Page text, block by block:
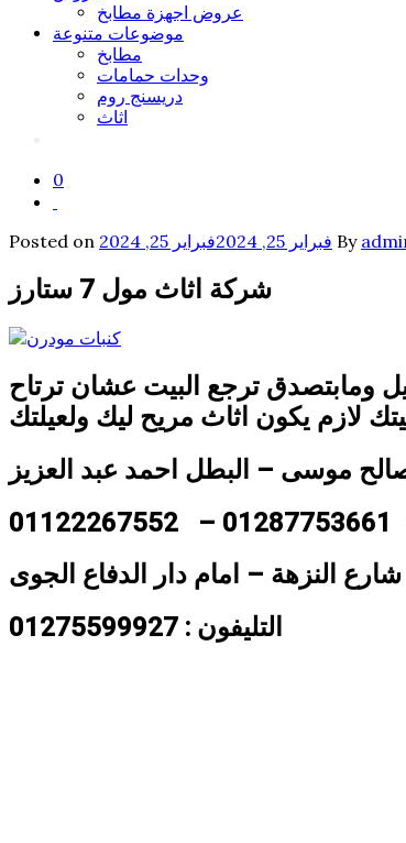
عروض اجهزة مطابخ
موضوعات متنوعة
مطابخ
وحدات حمامات
دريسنج روم
اثاث
0
Posted on فبراير 25, 2024 فبراير 25, 2024 By
شركة اثاث مول 7 ستارز
ومابتصدق ترجع البيت عشان ترتاح
لازم يكون اثاث مريح ليك ولعيلتك
01122267552
النزهة – امام دار الدفاع الجوى
التليفون : 01275599927